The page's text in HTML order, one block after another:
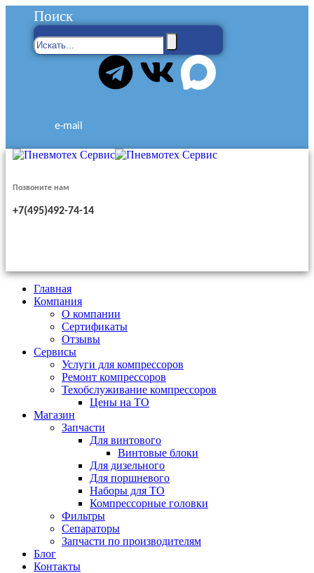
Поиск
e-mail
Позвоните нам
+7(495)492-74-14
Главная
Компания
О компании
Сертификаты
Отзывы
Сервисы
Услуги для компрессоров
Ремонт компрессоров
Техобслуживание компрессоров
Цены на ТО
Магазин
Запчасти
Для винтового
Винтовые блоки
Для дизельного
Для поршневого
Наборы для ТО
Компрессорные головки
Фильтры
Сепараторы
Запчасти по производителям
Блог
Контакты